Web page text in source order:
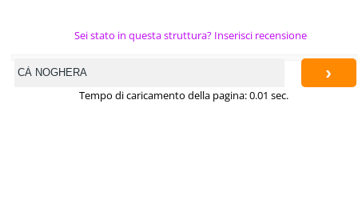
Sei stato in questa struttura? Inserisci recensione
›
Tempo di caricamento della pagina: 0.01 sec.